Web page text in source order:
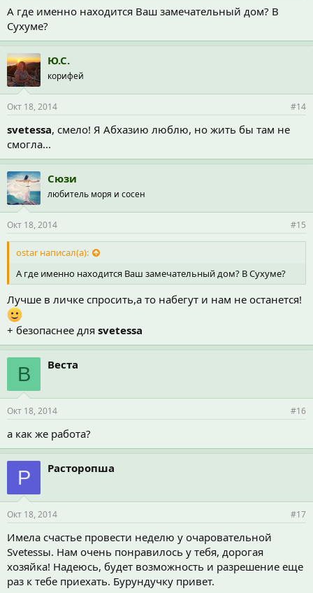
А где именно находится Ваш замечательный дом? В
Сухуме?
Ю.С.
корифей
Окт 18, 2014 #14
svetessa, смело! Я Абхазию люблю, но жить бы там не
смогла...
Сюзи
любитель моря и сосен
Окт 18, 2014 #15
ostar написал(а):
А где именно находится Ваш замечательный дом? В Сухуме?
Лучше в личке спросить,а то набегут и нам не останется!
+ безопаснее для svetessa
В Веста
Окт 18, 2014 #16
а как же работа?
Р Расторопша
Окт 18, 2014 #17
Имела счастье провести неделю у очаровательной
Svetessы. Нам очень понравилось у тебя, дорогая
хозяйка! Надеюсь, будет возможность и разрешение еще
раз к тебе приехать. Бурундучку привет.